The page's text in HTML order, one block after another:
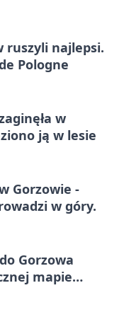
ruszyli najlepsi.
Pologne
w
ją w lesie
Gorzowie -
w góry.
Gorzowa
mapie